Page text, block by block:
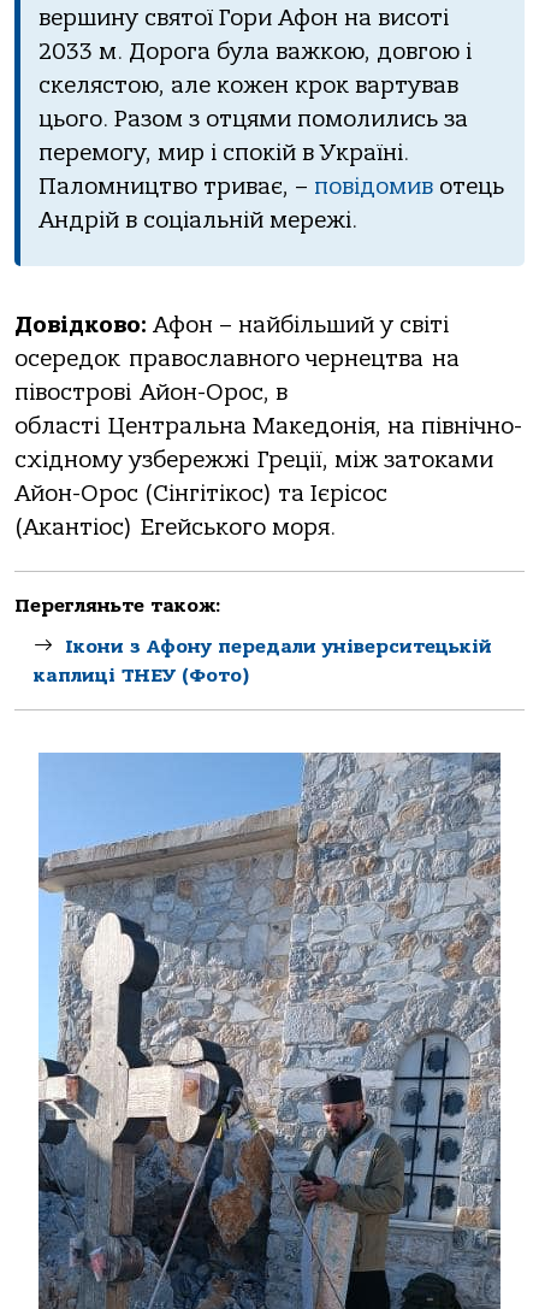
вершину святої Гори Афон на висоті
2033 м. Дорога була важкою, довгою і
скелястою, але кожен крок вартував
цього. Разом з отцями помолились за
перемогу, мир і спокій в Україні.
Паломництво триває, – повідомив отець
Андрій в соціальній мережі.
Довідково: Афон – найбільший у світі
осередок православного чернецтва на
півострові Айон-Орос, в
області Центральна Македонія, на північно-
східному узбережжі Греції, між затоками
Айон-Орос (Сінгітікос) та Ієрісос
(Акантіос) Егейського моря.
Перегляньте також:
Ікони з Афону передали університецькій
каплиці ТНЕУ (Фото)